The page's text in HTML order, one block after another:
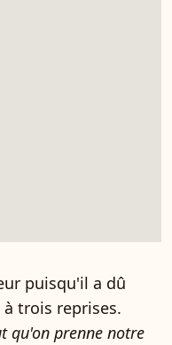
puisqu'il a dû
trois reprises.
qu'on prenne notre